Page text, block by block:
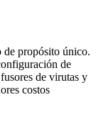
de propósito único.
de
de virutas y
costos